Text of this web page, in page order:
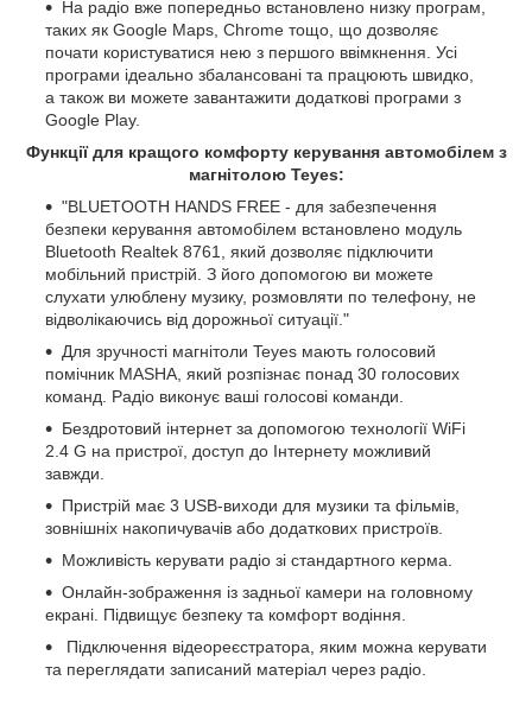
На радіо вже попередньо встановлено низку програм,
таких як Google Maps, Chrome тощо, що дозволяє
почати користуватися нею з першого ввімкнення. Усі
програми ідеально збалансовані та працюють швидко,
а також ви можете завантажити додаткові програми з
Google Play.
Функції для кращого комфорту керування автомобілем з
магнітолою Teyes:
"BLUETOOTH HANDS FREE - для забезпечення
безпеки керування автомобілем встановлено модуль
Bluetooth Realtek 8761, який дозволяє підключити
мобільний пристрій. З його допомогою ви можете
слухати улюблену музику, розмовляти по телефону, не
відволікаючись від дорожньої ситуації."
Для зручності магнітоли Teyes мають голосовий
помічник MASHA, який розпізнає понад 30 голосових
команд. Радіо виконує ваші голосові команди.
Бездротовий інтернет за допомогою технології WiFi
2.4 G на пристрої, доступ до Інтернету можливий
завжди.
Пристрій має 3 USB-виходи для музики та фільмів,
зовнішніх накопичувачів або додаткових пристроїв.
Можливість керувати радіо зі стандартного керма.
Онлайн-зображення із задньої камери на головному
екрані. Підвищує безпеку та комфорт водіння.
Підключення відеореєстратора, яким можна керувати
та переглядати записаний матеріал через радіо.